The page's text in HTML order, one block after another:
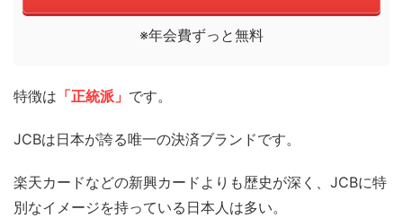
※年会費ずっと無料
特徴は 「正統派」 です。
JCBは日本が誇る唯一の決済ブランドです。
楽天カードなどの新興カードよりも歴史が深く、JCBに特
別なイメージを持っている日本人は多い。